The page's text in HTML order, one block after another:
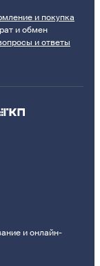
и покупка
и обмен
и ответы
и онлайн-